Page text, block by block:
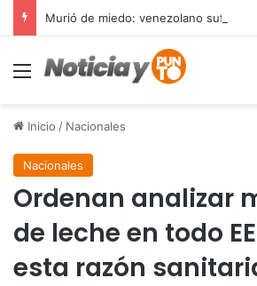
Menú
Inicio / Nacionales
Nacionales
Ordenan analizar
de leche en todo
esta razón